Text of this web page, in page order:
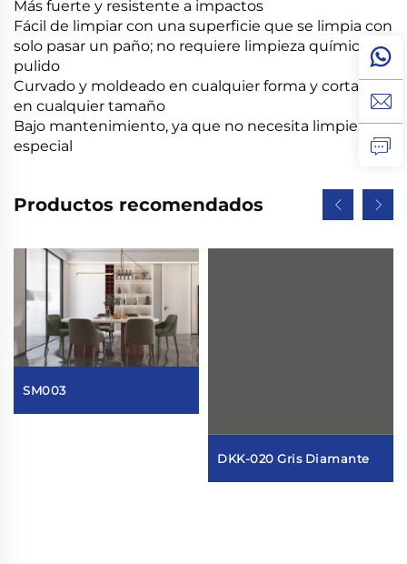
Más fuerte y resistente a impactos
Fácil de limpiar con una superficie que se limpia con
solo pasar un paño; no requiere limpieza química ni
pulido
Curvado y moldeado en cualquier forma y cortado
en cualquier tamaño
Bajo mantenimiento, ya que no necesita limpieza
especial
Productos recomendados
SM003
DKK-020 Gris Diamante